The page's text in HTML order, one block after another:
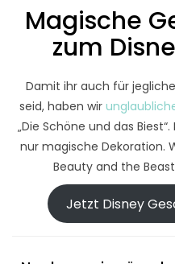
Magische
zum
Damit ihr auch für
seid, haben wir
„Die Schöne und das
nur magische Dekoration.
Beauty and the
Jetzt Disney